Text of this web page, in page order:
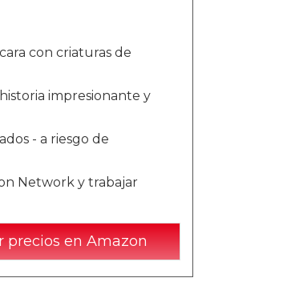
con criaturas de
impresionante y
- a riesgo de
Network y trabajar
precios en Amazon